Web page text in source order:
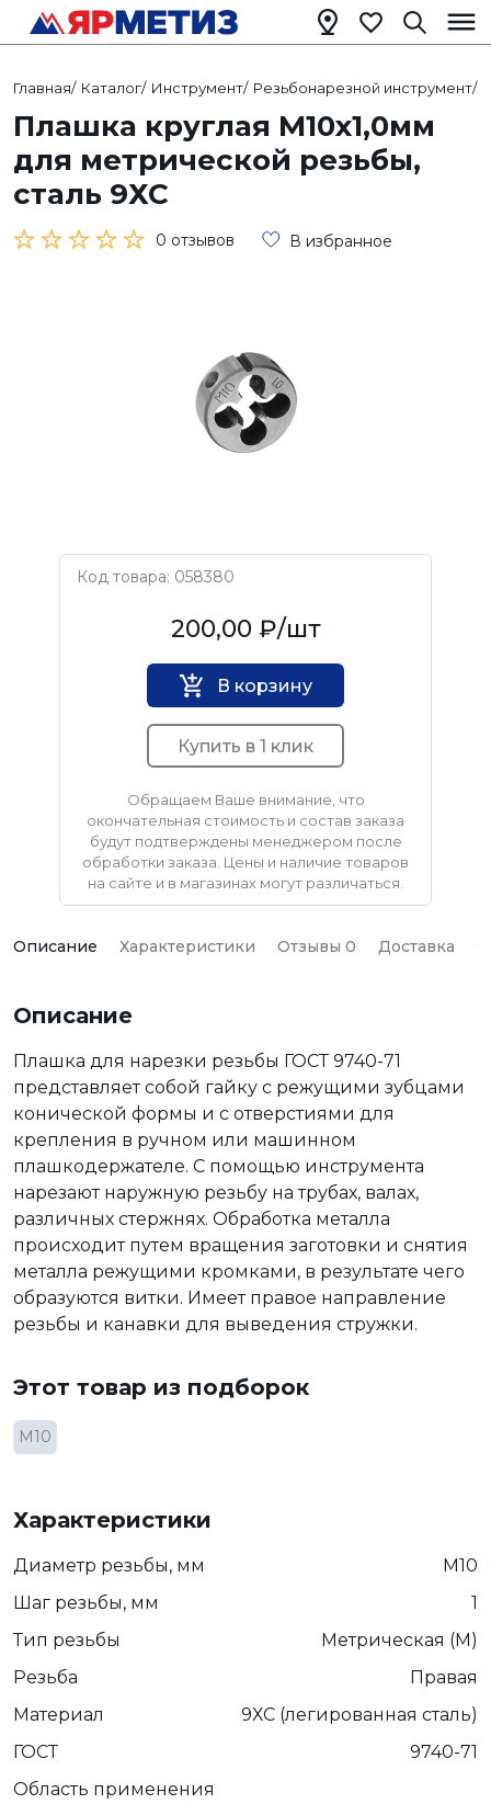
Главная/ Каталог/ Инструмент/ Резьбонарезной инструмент/
Плашка круглая М10х1,0мм
для метрической резьбы,
сталь 9ХС
0 отзывов В избранное
Код товара: 058380
200,00 ₽/шт
В корзину
Купить в 1 клик
Обращаем Ваше внимание, что
окончательная стоимость и состав заказа
будут подтверждены менеджером после
обработки заказа. Цены и наличие товаров
на сайте и в магазинах могут различаться.
Описание Характеристики Отзывы 0 Доставка
Описание
Плашка для нарезки резьбы ГОСТ 9740-71
представляет собой гайку с режущими зубцами
конической формы и с отверстиями для
крепления в ручном или машинном
плашкодержателе. С помощью инструмента
нарезают наружную резьбу на трубах, валах,
различных стержнях. Обработка металла
происходит путем вращения заготовки и снятия
металла режущими кромками, в результате чего
образуются витки. Имеет правое направление
резьбы и канавки для выведения стружки.
Этот товар из подборок
М10
Характеристики
Диаметр резьбы, мм
М10
Шаг резьбы, мм
1
Тип резьбы
Метрическая (М)
Резьба
Правая
Материал
9ХС (легированная сталь)
ГОСТ
9740-71
Область применения